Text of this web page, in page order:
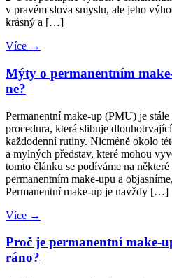
v pravém slova smyslu, ale jeho
krásný a […]
Více →
Mýty o permanentním
ne?
Permanentní make-up (PMU) je
procedura, která slibuje
každodenní rutiny. Nicméně okolo
a mylných představ, které mohou
tomto článku se podíváme na
permanentním make-upu a
Permanentní make-up je navždy […]
Více →
Proč je permanentní make-
ráno?